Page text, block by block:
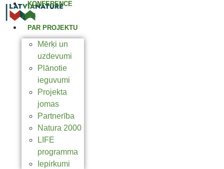
KONFERENCE
2025
PAR PROJEKTU
Mērķi un
uzdevumi
Plānotie
ieguvumi
Projekta
jomas
Partnerība
Natura 2000
LIFE
programma
Iepirkumi